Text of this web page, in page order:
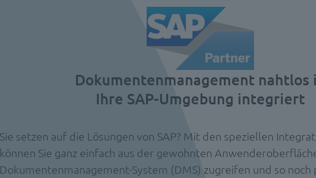
Dokumentenmanagement nahtlos
Ihre SAP-Umgebung integriert
Sie setzen auf die Lösungen von SAP? Mit den speziellen
können Sie ganz einfach aus der gewohnten
Dokumentenmanagement-System (DMS) zugreifen und so